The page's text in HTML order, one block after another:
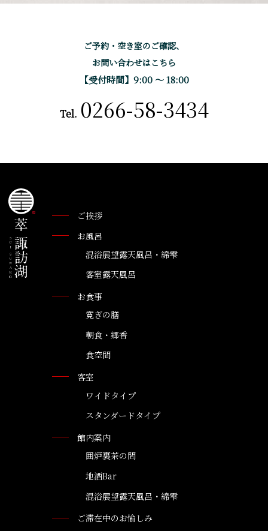
ご予約・空き室のご確認、
お問い合わせはこちら
【受付時間】9:00 〜 18:00
Tel. 0266-58-3434
ご挨拶
お風呂
混浴展望露天風呂・綿雫
客室露天風呂
お食事
寛ぎの膳
朝食・郷香
食空間
客室
ワイドタイプ
スタンダードタイプ
館内案内
囲炉裏茶の間
地酒Bar
混浴展望露天風呂・綿雫
ご滞在中のお愉しみ